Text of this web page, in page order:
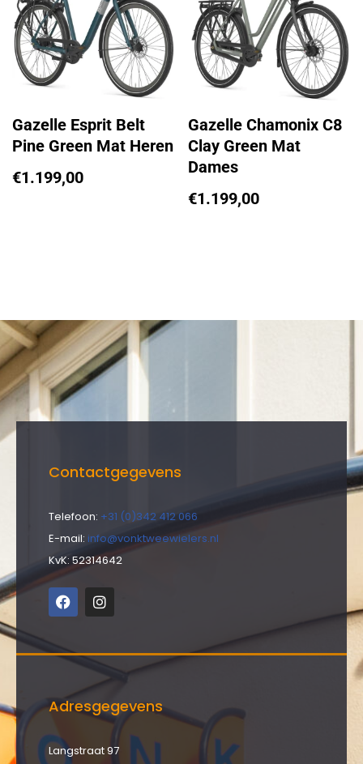
Gazelle Esprit Belt
Pine Green Mat Heren
€1.199,00
Gazelle Chamonix C8
Clay Green Mat
Dames
€1.199,00
Contactgegevens
Telefoon: +31 (0)342 412 066
E-mail: info@vonktweewielers.nl
KvK: 52314642
Adresgegevens
Langstraat 97